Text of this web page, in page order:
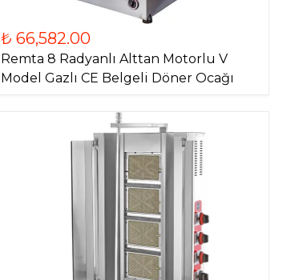
₺ 66,582.00
Remta 8 Radyanlı Alttan Motorlu V
Model Gazlı CE Belgeli Döner Ocağı